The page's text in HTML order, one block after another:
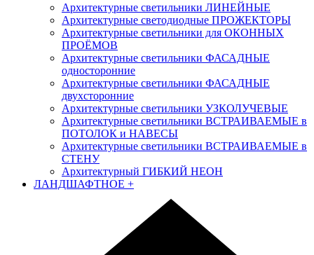
Архитектурные светильники ЛИНЕЙНЫЕ
Архитектурные светодиодные ПРОЖЕКТОРЫ
Архитектурные светильники для ОКОННЫХ
ПРОЁМОВ
Архитектурные светильники ФАСАДНЫЕ
односторонние
Архитектурные светильники ФАСАДНЫЕ
двухсторонние
Архитектурные светильники УЗКОЛУЧЕВЫЕ
Архитектурные светильники ВСТРАИВАЕМЫЕ в
ПОТОЛОК и НАВЕСЫ
Архитектурные светильники ВСТРАИВАЕМЫЕ в
СТЕНУ
Архитектурный ГИБКИЙ НЕОН
ЛАНДШАФТНОЕ +